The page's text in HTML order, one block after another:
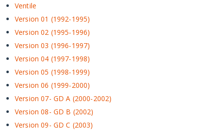
Ventile
Version 01 (1992-1995)
Version 02 (1995-1996)
Version 03 (1996-1997)
Version 04 (1997-1998)
Version 05 (1998-1999)
Version 06 (1999-2000)
Version 07- GD A (2000-2002)
Version 08- GD B (2002)
Version 09- GD C (2003)